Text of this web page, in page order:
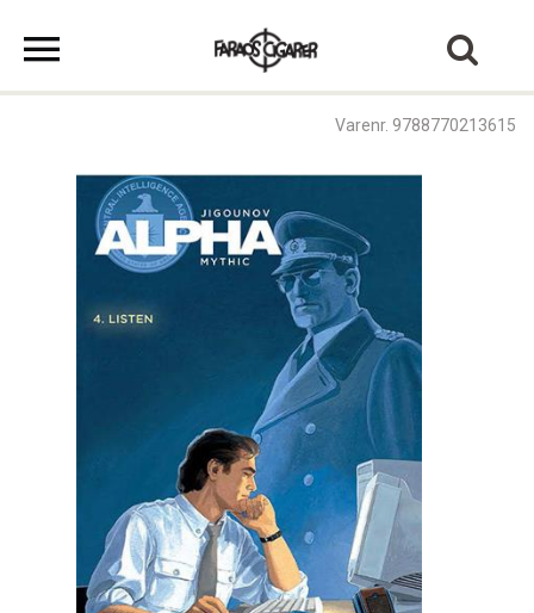
Varenr. 9788770213615